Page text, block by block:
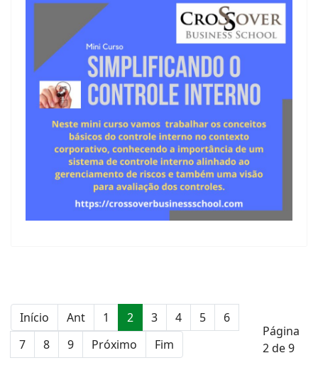
Início Ant 1 2 3 4 5
6
7
8 9 Próximo Fim
Página
2 de 9